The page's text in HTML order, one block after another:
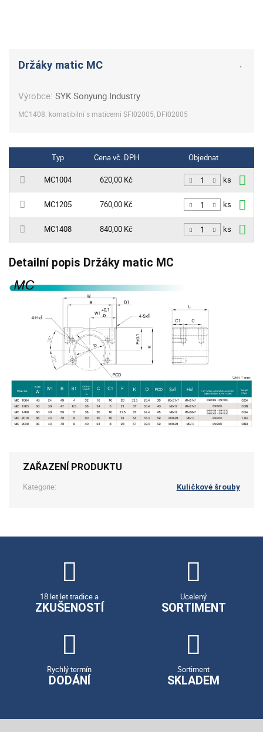
Držáky matic MC
Výrobce:SYK Sonyung Industry
MC1408: komatibilní s maticemi SFI02005, DFI02005
Typ Cena vč. DPH Objednat
MC1004 620,00 Kč ks
MC1205 760,00 Kč ks
MC1408 840,00 Kč ks
Detailní popis Držáky matic MC
ZAŘAZENÍ PRODUKTU
Kategorie: Kuličkové šrouby
18 let let tradice a
ZKUŠENOSTÍ
Ucelený
SORTIMENT
Rychlý termín
DODÁNÍ
Sortiment
SKLADEM